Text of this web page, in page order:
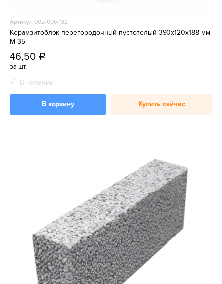
Артикул 002-000-132
Керамзитоблок перегородочный пустотелый 390x120x188 мм
М-35
46,50 a
за шт.
В наличии
В корзину Купить сейчас